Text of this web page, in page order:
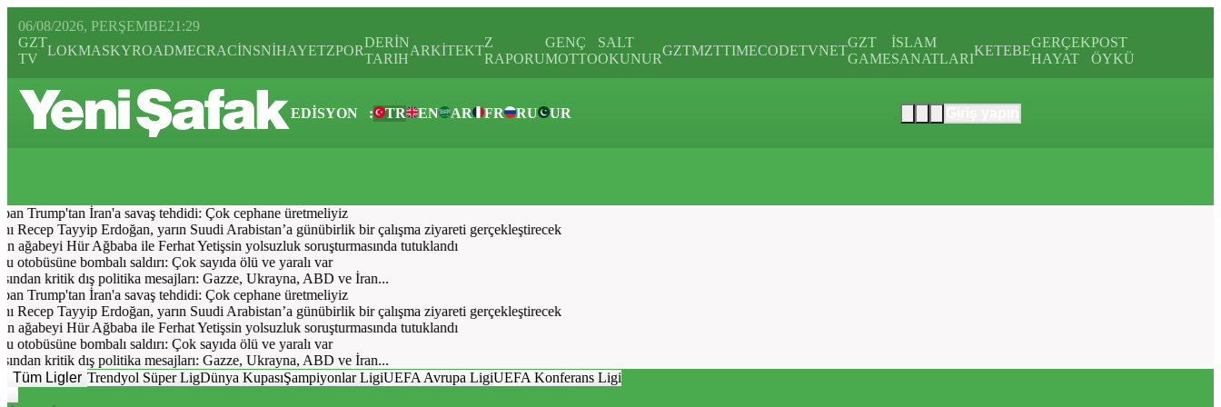
06/08/2026, PERŞEMBE21:29
GZT
TV
LOKMASKYROADMECRACİNSNİHAYETZPOR
DERİN
TARIH
ARKİTEKT
Z
RAPORU
GENÇ
MOTTO
SALT
OKUNUR
GZTMZTTIMECODETVNET
GZT
GAME
İSLAM
SANATLARI
KETEBE
GERÇEK
HAYAT
POST
ÖYKÜ
EDİSYON : TR EN AR FR RU UR
Trump'tan İran'a savaş tehdidi: Çok cephane üretmeliyiz
Recep Tayyip Erdoğan, yarın Suudi Arabistan’a günübirlik bir çalışma ziyareti gerçekleştirecek
ağabeyi Hür Ağbaba ile Ferhat Yetişsin yolsuzluk soruşturmasında tutuklandı
bombalı saldırı: Çok sayıda ölü ve yaralı var
kritik dış politika mesajları: Gazze, Ukrayna, ABD ve İran...
Trump'tan İran'a savaş tehdidi: Çok cephane üretmeliyiz
Recep Tayyip Erdoğan, yarın Suudi Arabistan’a günübirlik bir çalışma ziyareti gerçekleştirecek
ağabeyi Hür Ağbaba ile Ferhat Yetişsin yolsuzluk soruşturmasında tutuklandı
bombalı saldırı: Çok sayıda ölü ve yaralı var
kritik dış politika mesajları: Gazze, Ukrayna, ABD ve İran...
Tüm Ligler Trendyol Süper LigDünya KupasıŞampiyonlar LigiUEFA Avrupa LigiUEFA Konferans Ligi